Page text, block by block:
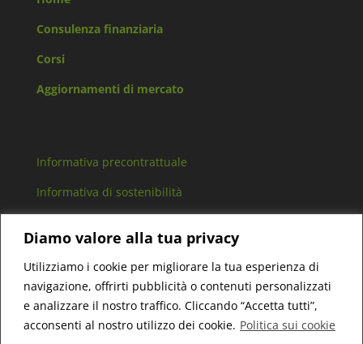
Diamo valore alla tua privacy
Utilizziamo i cookie per migliorare la tua esperienza di
navigazione, offrirti pubblicità o contenuti personalizzati
e analizzare il nostro traffico. Cliccando “Accetta tutti”,
acconsenti al nostro utilizzo dei cookie. Politica sui cookie
Consulenza finanziaria
Corsi
Aggiornamenti di mercato
Informativa precontrattuale
Informativa di sostenibilità